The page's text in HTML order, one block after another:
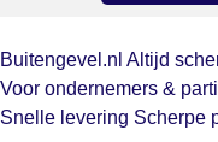
Buitengevel.nl Altijd
Voor ondernemers &
Snelle levering Scherpe